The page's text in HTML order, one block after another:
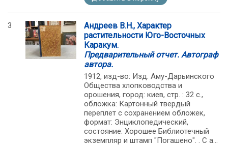
3
Андреев В.Н., Характер
растительности Юго-Восточных
Каракум.
Предварительный отчет. Автограф
автора.
1912, изд-во: Изд. Аму-Дарьинского
Общества хлопководства и
орошения, город: киев, стр. : 32 с.,
обложка: Картонный твердый
переплет с сохранением обложек,
формат: Энциклопедический,
состояние: Хорошее Библиотечный
экземпляр и штамп "Погашено". . С а...